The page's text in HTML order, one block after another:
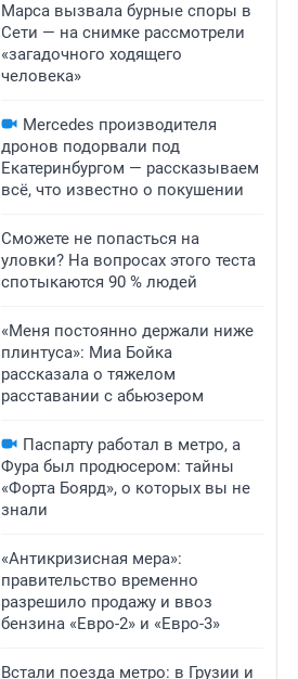
Марса вызвала бурные споры в
Сети — на снимке рассмотрели
«загадочного ходящего
человека»
Mercedes производителя
дронов подорвали под
Екатеринбургом — рассказываем
всё, что известно о покушении
Сможете не попасться на
уловки? На вопросах этого теста
спотыкаются 90 % людей
«Меня постоянно держали ниже
плинтуса»: Миа Бойка
рассказала о тяжелом
расставании с абьюзером
Паспарту работал в метро, а
Фура был продюсером: тайны
«Форта Боярд», о которых вы не
знали
«Антикризисная мера»:
правительство временно
разрешило продажу и ввоз
бензина «Евро-2» и «Евро-3»
Встали поезда метро: в Грузии и